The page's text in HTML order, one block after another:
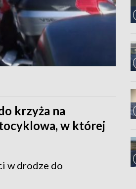
krzyża na
w której
w drodze do